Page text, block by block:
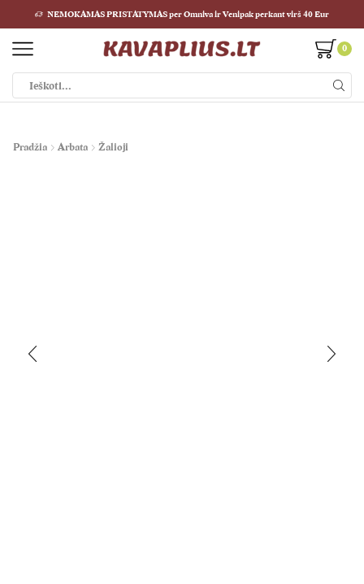
NEMOKAMAS PRISTATYMAS per Omniva ir Venipak perkant virš 40 Eur
0
Pradžia Arbata Žalioji